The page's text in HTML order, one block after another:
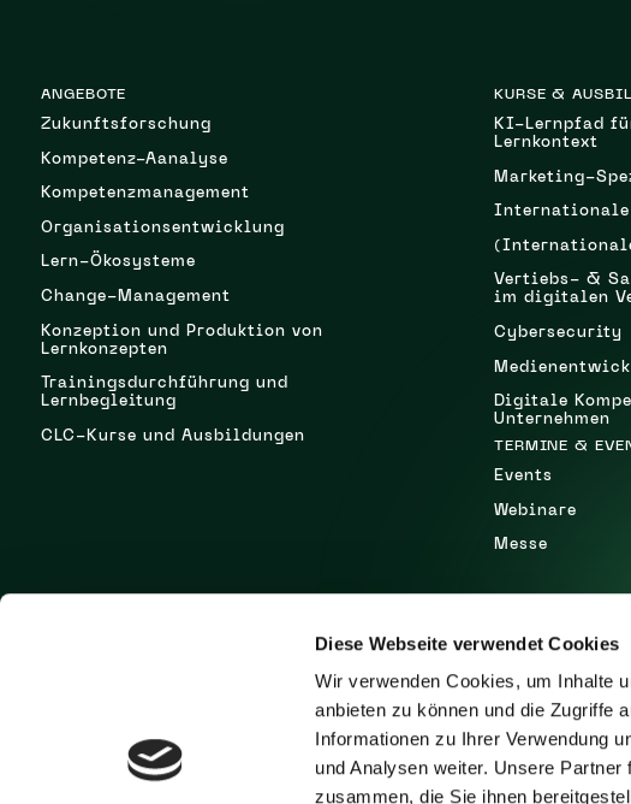
Diese Webseite verwendet Cookies
Wir verwenden Cookies, um Inhalte
anbieten zu können und die Zugriffe
Informationen zu Ihrer Verwendung
und Analysen weiter. Unsere
zusammen, die Sie ihnen
ANGEBOTE
Zukunftsforschung
Kompetenz-Aanalyse
Kompetenzmanagement
Organisationsentwicklung
Lern-Ökosysteme
Change-Management
Konzeption und Produktion von
Lernkonzepten
Trainingsdurchführung und
Lernbegleitung
CLC-Kurse und Ausbildungen
KURSE &
KI-Lernpfad
Lernkontext
Marketing-
Internationale
Vertiebs- &
im digitalen
Cybersecurity
Digitale
Unternehmen
TERMINE &
Events
Webinare
Messe
LinkedIn
WISSEN
Erfolgsstorys
Blog